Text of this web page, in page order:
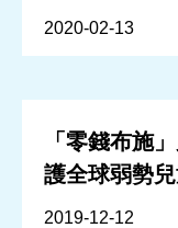
2020-02-13
「零錢布施
護全球弱勢
2019-12-12